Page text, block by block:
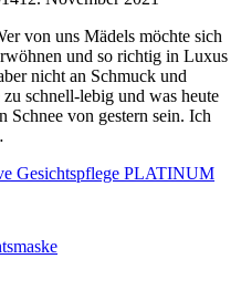
von uns Mädels möchte sich
und so richtig in Luxus
nicht an Schmuck und
schnell-lebig und was heute
Schnee von gestern sein. Ich
Gesichtspflege PLATINUM